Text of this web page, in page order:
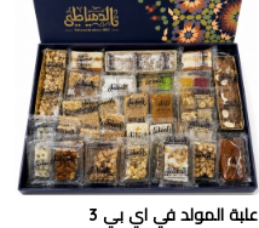
علبة المولد في اي بي 3